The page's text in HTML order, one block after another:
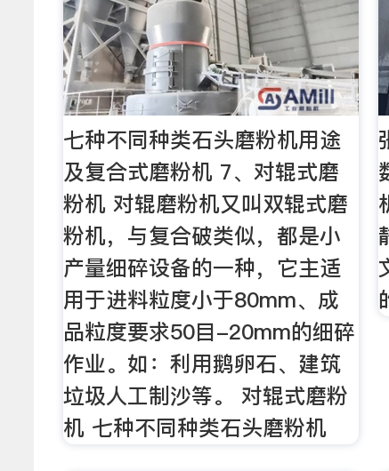
七种不同种类石头磨粉机用途
及复合式磨粉机 7、对辊式磨
粉机 对辊磨粉机又叫双辊式磨
粉机，与复合破类似，都是小
产量细碎设备的一种，它主适
用于进料粒度小于80mm、成
品粒度要求50目-20mm的细碎
作业。如：利用鹅卵石、建筑
垃圾人工制沙等。 对辊式磨粉
机 七种不同种类石头磨粉机